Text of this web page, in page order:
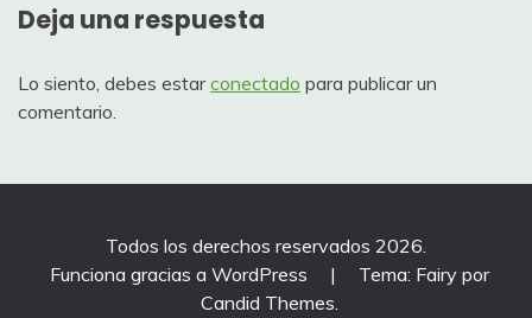
Deja una respuesta
Lo siento, debes estarconectado para publicar un
comentario.
Todos los derechos reservados 2026.
Funciona gracias a WordPress
|
Tema: Fairy por
Candid Themes